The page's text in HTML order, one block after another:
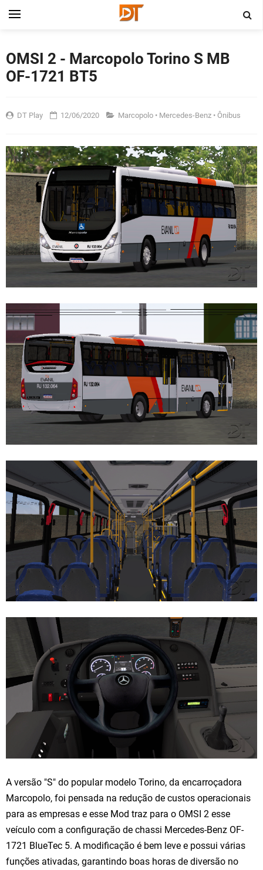
OMSI 2 - Marcopolo Torino S MB
OF-1721 BT5
DT Play 12/06/2020 Marcopolo • Mercedes-Benz • Ônibus
A versão "S" do popular modelo Torino, da encarroçadora
Marcopolo, foi pensada na redução de custos operacionais
para as empresas e esse Mod traz para o OMSI 2 esse
veículo com a configuração de chassi Mercedes-Benz OF-
1721 BlueTec 5. A modificação é bem leve e possui várias
funções ativadas, garantindo boas horas de diversão no